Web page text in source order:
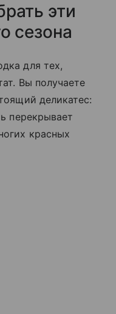
эти
сезона
для тех,
Вы получаете
деликатес:
перекрывает
красных